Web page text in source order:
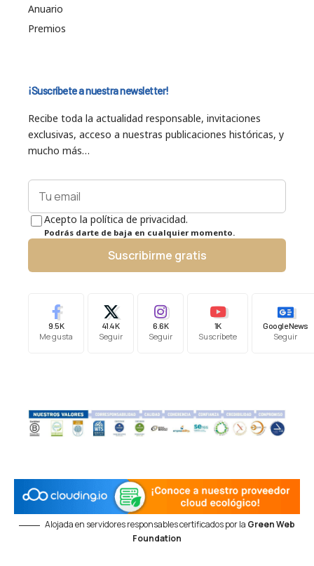
Anuario
Premios
¡Suscríbete a nuestra newsletter!
Recibe toda la actualidad responsable, invitaciones
exclusivas, acceso a nuestras publicaciones históricas, y
mucho más…
Acepto la política de privacidad.
Podrás darte de baja en cualquier momento.
Suscribirme gratis
9.5K
Me gusta
41.4K
Seguir
6.6K
Seguir
1K
Suscríbete
Google News
Seguir
Alojada en servidores responsables certificados por la Green Web
Foundation